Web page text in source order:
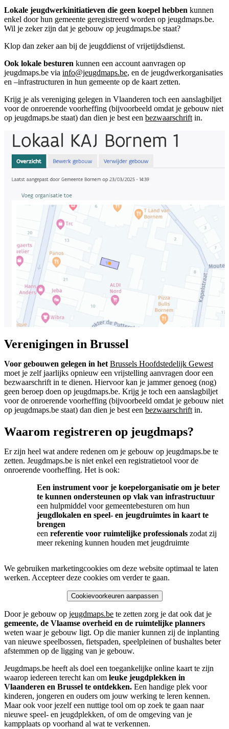
Lokale jeugdwerkinitiatieven die geen koepel hebben kunnen
enkel door hun gemeente geregistreerd worden op jeugdmaps.be.
Wil je zeker zijn dat je gebouw op jeugdmaps.be staat?
Klop dan zeker aan bij de jeugddienst of vrijetijdsdienst.
Ook lokale besturen kunnen een account aanvragen op
jeugdmaps.be via info@jeugdmaps.be, en de jeugdwerkorganisaties
en –infrastructuren in hun gemeente op de kaart zetten.
Krijg je als vereniging gelegen in Vlaanderen toch een aanslagbiljet
voor de onroerende voorheffing (bijvoorbeeld omdat je gebouw niet
op jeugdmaps.be staat) dan dien je best een bezwaarschrift in.
Verenigingen in Brussel
Voor gebouwen gelegen in het Brussels Hoofdstedelijk Gewest
moet je zelf jaarlijks opnieuw een vrijstelling aanvragen door een
bezwaarschrift in te dienen. Hiervoor kan je jammer genoeg (nog)
geen beroep doen op jeugdmaps.be. Krijg je toch een aanslagbiljet
voor de onroerende voorheffing (bijvoorbeeld omdat je gebouw niet
op jeugdmaps.be staat) dan dien je best een bezwaarschrift in.
Waarom registreren op jeugdmaps?
Er zijn heel wat andere redenen om je gebouw op jeugdmaps.be te
zetten. Jeugdmaps.be is niet enkel een registratietool voor de
onroerende voorheffing. Het is ook:
Een instrument voor je koepelorganisatie om je beter
te kunnen ondersteunen op vlak van infrastructuur
een hulpmiddel voor gemeentebesturen om hun
jeugdlokalen en speel- en jeugdruimtes in kaart te
brengen
een referentie voor ruimtelijke professionals zodat zij
meer rekening kunnen houden met jeugdruimte
We gebruiken marketingcookies om deze website optimaal te laten
werken. Accepteer deze cookies om verder te gaan.
Cookievoorkeuren aanpassen
Door je gebouw op jeugdmaps.be te zetten zorg je dat ook dat je
gemeente, de Vlaamse overheid en de ruimtelijke planners
weten waar je gebouw ligt. Op die manier kunnen zij de inplanting
van nieuwe speelbossen, fietspaden, speelpleinen of bushaltes beter
afstemmen op de ligging van je gebouw.
Jeugdmaps.be heeft als doel een toegankelijke online kaart te zijn
waarop iedereen terecht kan om leuke jeugdplekken in
Vlaanderen en Brussel te ontdekken. Een handige plek voor
kinderen, jongeren en ouders om jouw werking te leren kennen.
Maar ook voor jezelf een nuttige tool om op zoek te gaan naar
nieuwe speel- en jeugdplekken, of om de omgeving van je
kampplaats op voorhand al wat te verkennen.